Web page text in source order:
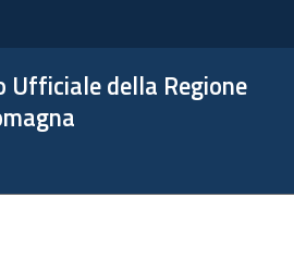
Ufficiale della Regione